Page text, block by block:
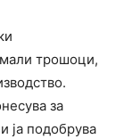
трошоци,
за
ја подобрува